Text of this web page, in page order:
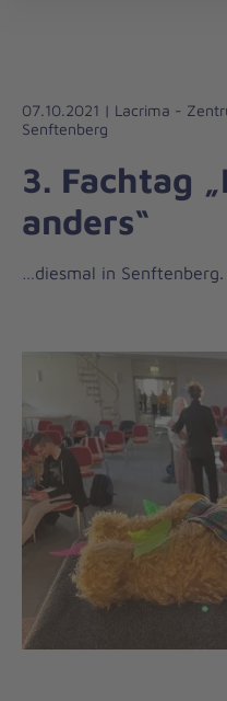
07.10.2021 | Lacrima -
Senftenberg
3. Fachtag
anders“
…diesmal in Senftenberg.